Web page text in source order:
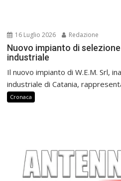
16 Luglio 2026 Redazione
Nuovo impianto di
industriale
Il nuovo impianto di W.E.M. Srl,
industriale di Catania,
Cronaca